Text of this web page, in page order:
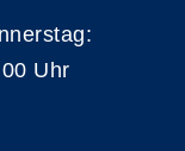
Uhr